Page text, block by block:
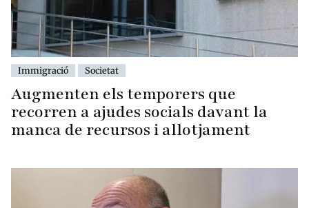
Immigració Societat
Augmenten els temporers que
recorren a ajudes socials davant la
manca de recursos i allotjament